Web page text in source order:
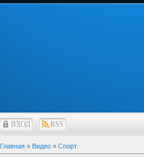
ВХОД RSS
Главная » Видео » Спорт